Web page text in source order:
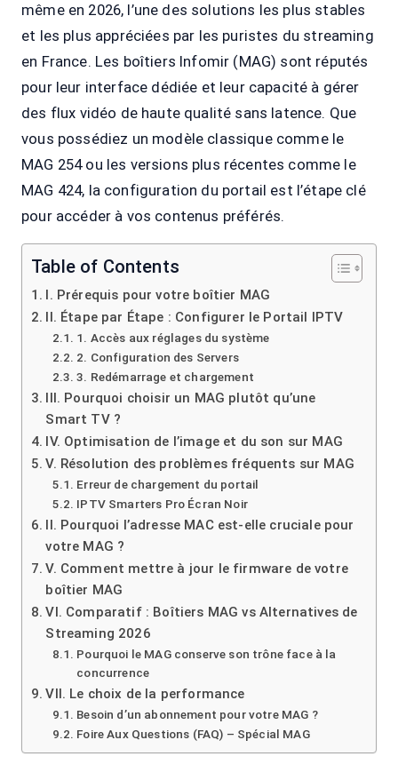
même en 2026, l’une des solutions les plus stables
et les plus appréciées par les puristes du streaming
en France. Les boîtiers Infomir (MAG) sont réputés
pour leur interface dédiée et leur capacité à gérer
des flux vidéo de haute qualité sans latence. Que
vous possédiez un modèle classique comme le
MAG 254 ou les versions plus récentes comme le
MAG 424, la configuration du portail est l’étape clé
pour accéder à vos contenus préférés.
Table of Contents
I. Prérequis pour votre boîtier MAG
II. Étape par Étape : Configurer le Portail IPTV
1. Accès aux réglages du système
2. Configuration des Servers
3. Redémarrage et chargement
III. Pourquoi choisir un MAG plutôt qu’une
Smart TV ?
IV. Optimisation de l’image et du son sur MAG
V. Résolution des problèmes fréquents sur MAG
Erreur de chargement du portail
IPTV Smarters Pro Écran Noir
II. Pourquoi l’adresse MAC est-elle cruciale pour
votre MAG ?
V. Comment mettre à jour le firmware de votre
boîtier MAG
VI. Comparatif : Boîtiers MAG vs Alternatives de
Streaming 2026
Pourquoi le MAG conserve son trône face à la
concurrence
VII. Le choix de la performance
Besoin d’un abonnement pour votre MAG ?
Foire Aux Questions (FAQ) – Spécial MAG